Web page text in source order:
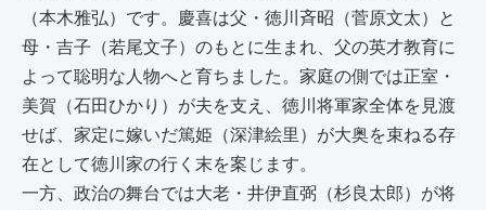
（本木雅弘）です。慶喜は父・徳川斉昭（菅原文太）と
母・吉子（若尾文子）のもとに生まれ、父の英才教育に
よって聡明な人物へと育ちました。家庭の側では正室・
美賀（石田ひかり）が夫を支え、徳川将軍家全体を見渡
せば、家定に嫁いだ篤姫（深津絵里）が大奥を束ねる存
在として徳川家の行く末を案じます。
一方、政治の舞台では大老・井伊直弼（杉良太郎）が将